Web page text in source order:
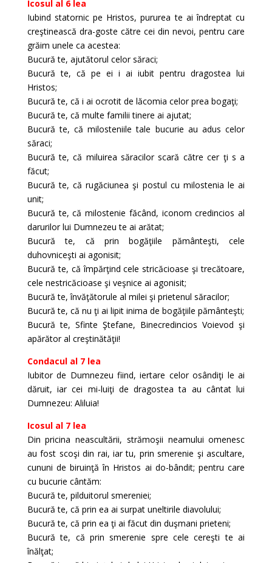
Icosul al 6 lea
Iubind statornic pe Hristos, pururea te ai îndreptat cu
creştinească dra-goste către cei din nevoi, pentru care
grăim unele ca acestea:
Bucură te, ajutătorul celor săraci;
Bucură te, că pe ei i ai iubit pentru dragostea lui
Hristos;
Bucură te, că i ai ocrotit de lăcomia celor prea bogaţi;
Bucură te, că multe familii tinere ai ajutat;
Bucură te, că milosteniile tale bucurie au adus celor
săraci;
Bucură te, că miluirea săracilor scară către cer ţi s a
făcut;
Bucură te, că rugăciunea şi postul cu milostenia le ai
unit;
Bucură te, că milostenie făcând, iconom credincios al
darurilor lui Dumnezeu te ai arătat;
Bucură te, că prin bogăţiile pământeşti, cele
duhovniceşti ai agonisit;
Bucură te, că împărţind cele stricăcioase şi trecătoare,
cele nestricăcioase şi veşnice ai agonisit;
Bucură te, învăţătorule al milei şi prietenul săracilor;
Bucură te, că nu ţi ai lipit inima de bogăţiile pământeşti;
Bucură te, Sfinte Ştefane, Binecredincios Voievod şi
apărător al creştinătăţii!
Condacul al 7 lea
Iubitor de Dumnezeu fiind, iertare celor osândiţi le ai
dăruit, iar cei mi-luiţi de dragostea ta au cântat lui
Dumnezeu: Aliluia!
Icosul al 7 lea
Din pricina neascultării, strămoşii neamului omenesc
au fost scoşi din rai, iar tu, prin smerenie şi ascultare,
cununi de biruinţă în Hristos ai do-bândit; pentru care
cu bucurie cântăm:
Bucură te, pilduitorul smereniei;
Bucură te, că prin ea ai surpat uneltirile diavolului;
Bucură te, că prin ea ţi ai făcut din duşmani prieteni;
Bucură te, că prin smerenie spre cele cereşti te ai
înălţat;